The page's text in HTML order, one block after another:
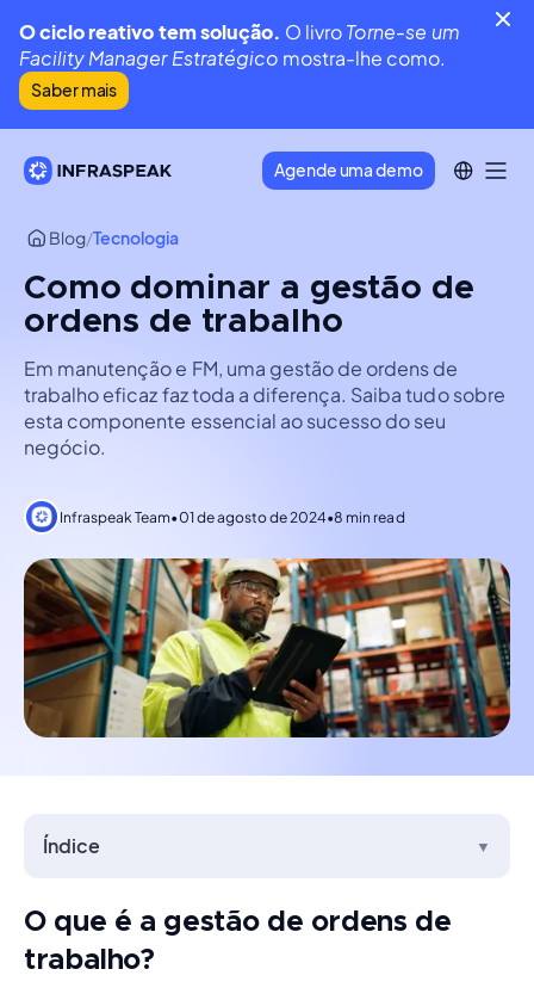
O ciclo reativo tem solução. O livroTorne-se um
Facility Manager Estratégico mostra-lhe como.
Saber mais
Agende uma demo
Blog/Tecnologia
Como dominar a gestão de
ordens de trabalho
Em manutenção e FM, uma gestão de ordens de
trabalho eficaz faz toda a diferença. Saiba tudo sobre
esta componente essencial ao sucesso do seu
negócio.
Infraspeak Team•01 de agosto de 2024•8 min read
Índice ▼
O que é a gestão de ordens de
trabalho?